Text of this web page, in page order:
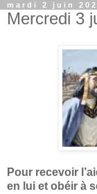
mardi 2 juin
Mercredi 3
Pour recevoir
en lui et obéir à